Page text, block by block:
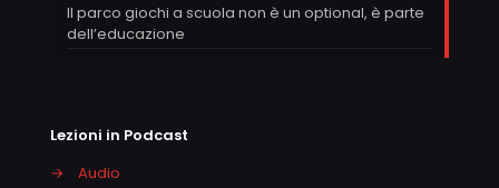
Il parco giochi a scuola non è un optional, è parte
dell’educazione
Lezioni in Podcast
→
Audio